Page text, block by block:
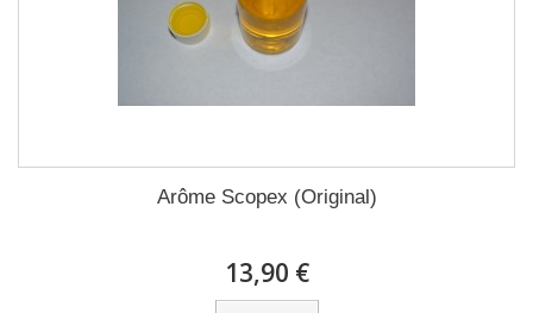
Arôme Scopex (Original)
13,90 €